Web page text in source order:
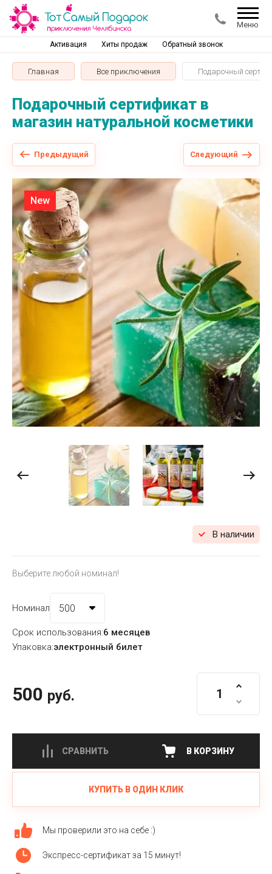
Меню
Активация Хиты продаж Обратный звонок
Главная Все приключения Подарочный
Подарочный сертификат в
магазин натуральной косметики
Предыдущий Следующий
New
В наличии
Выберите любой номинал!
Номинал
Срок использования:6 месяцев
Упаковка:электронный билет
500 руб.
СРАВНИТЬ В КОРЗИНУ
КУПИТЬ В ОДИН КЛИК
Мы проверили это на себе :)
Экспресс-сертификат за 15 минут!